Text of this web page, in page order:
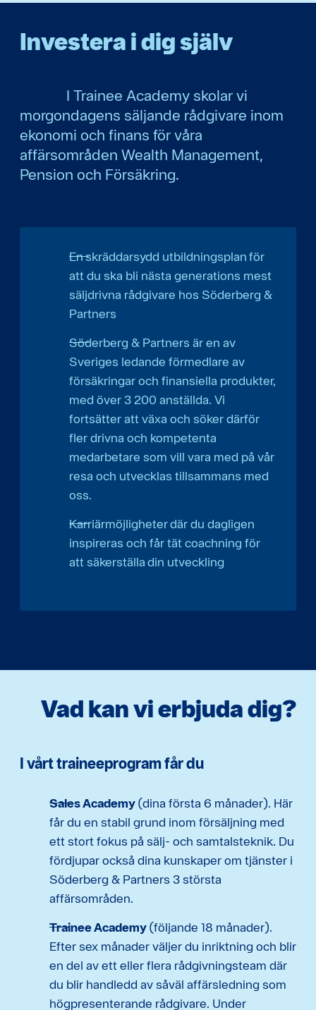
Investera i dig själv
I Trainee Academy skolar vi
morgondagens säljande rådgivare inom
ekonomi och finans för våra
affärsområden Wealth Management,
Pension och Försäkring.
En skräddarsydd utbildningsplan för
att du ska bli nästa generations mest
säljdrivna rådgivare hos Söderberg &
Partners
Söderberg & Partners är en av
Sveriges ledande förmedlare av
försäkringar och finansiella produkter,
med över 3 200 anställda. Vi
fortsätter att växa och söker därför
fler drivna och kompetenta
medarbetare som vill vara med på vår
resa och utvecklas tillsammans med
oss.
Karriärmöjligheter där du dagligen
inspireras och får tät coachning för
att säkerställa din utveckling
Vad kan vi erbjuda dig?
I vårt traineeprogram får du
Sales Academy(dina första 6 månader). Här
får du en stabil grund inom försäljning med
ett stort fokus på sälj- och samtalsteknik. Du
fördjupar också dina kunskaper om tjänster i
Söderberg & Partners 3 största
affärsområden.
Trainee Academy(följande 18 månader).
Efter sex månader väljer du inriktning och blir
en del av ett eller flera rådgivningsteam där
du blir handledd av såväl affärsledning som
högpresenterande rådgivare. Under